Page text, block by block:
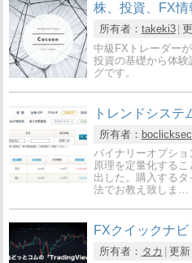
株、投資、FX
所有者： takeki3
中級FXトレーダー
投資の基礎から体
グです。
トレンドシステ
所有者： boclicksec
バイナリーオプシ
原理を定量化する
出した。購入する
法でお教え致しま…
FXクイックナビ
所有者： タカ 更新